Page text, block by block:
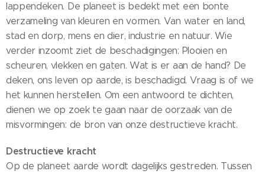
lappendeken. De planeet is bedekt met een bonte
verzameling van kleuren en vormen. Van water en land,
stad en dorp, mens en dier, industrie en natuur. Wie
verder inzoomt ziet de beschadigingen: Plooien en
scheuren, vlekken en gaten. Wat is er aan de hand? De
deken, ons leven op aarde, is beschadigd. Vraag is of we
het kunnen herstellen. Om een antwoord te dichten,
dienen we op zoek te gaan naar de oorzaak van de
misvormingen: de bron van onze destructieve kracht.
Destructieve kracht
Op de planeet aarde wordt dagelijks gestreden. Tussen